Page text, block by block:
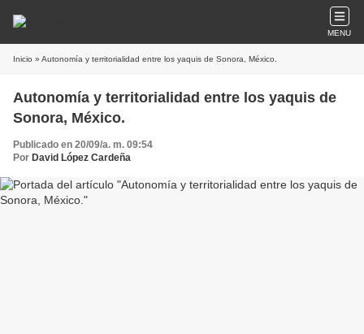
MENU
Inicio » Autonomía y territorialidad entre los yaquis de Sonora, México.
Autonomía y territorialidad entre los yaquis de
Sonora, México.
Publicado en 20/09/a. m. 09:54
Por David López Cardeña